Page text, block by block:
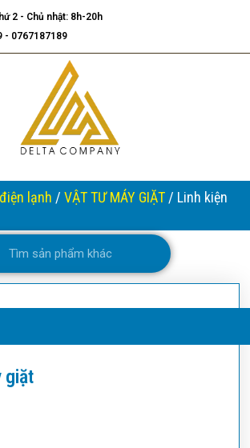
2 - Chủ nhật: 8h-20h
- 0767187189
lạnh / VẬT TƯ MÁY GIẶT/ Linh kiện
giặt